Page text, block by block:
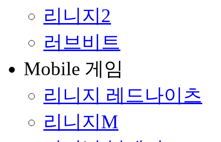
리니지2
러브비트
Mobile 게임
리니지 레드나이츠
리니지M